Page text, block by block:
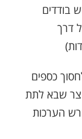
בודדים
דרך
כספים
שבא לתת
הערכות